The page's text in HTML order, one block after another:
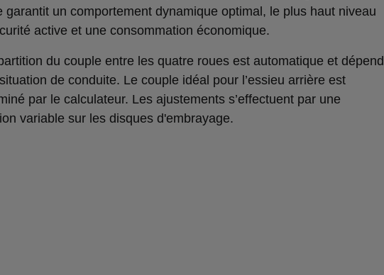
garantit un comportement dynamique optimal, le plus haut niveau
active et une consommation économique.
du couple entre les quatre roues est automatique et dépend
de conduite. Le couple idéal pour l’essieu arrière est
par le calculateur. Les ajustements s’effectuent par une
variable sur les disques d'embrayage.